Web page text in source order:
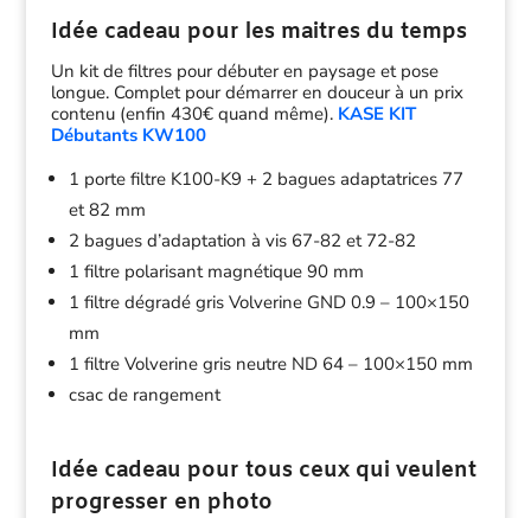
Idée cadeau pour les maitres du temps
Un kit de filtres pour débuter en paysage et pose
longue. Complet pour démarrer en douceur à un prix
contenu (enfin 430€ quand même). KASE KIT
Débutants KW100
1 porte filtre K100-K9 + 2 bagues adaptatrices 77
et 82 mm
2 bagues d’adaptation à vis 67-82 et 72-82
1 filtre polarisant magnétique 90 mm
1 filtre dégradé gris Volverine GND 0.9 – 100×150
mm
1 filtre Volverine gris neutre ND 64 – 100×150 mm
csac de rangement
Idée cadeau pour tous ceux qui veulent
progresser en photo